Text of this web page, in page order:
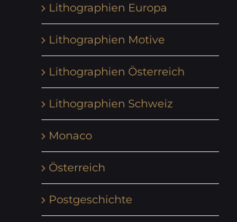
Lithographien Europa
Lithographien Motive
Lithographien Österreich
Lithographien Schweiz
Monaco
Österreich
Postgeschichte